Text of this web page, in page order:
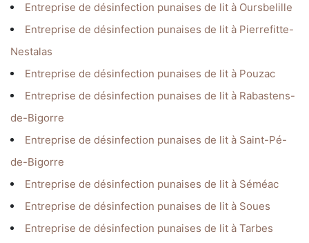
Entreprise de désinfection punaises de lit à Oursbelille
Entreprise de désinfection punaises de lit à Pierrefitte-
Nestalas
Entreprise de désinfection punaises de lit à Pouzac
Entreprise de désinfection punaises de lit à Rabastens-
de-Bigorre
Entreprise de désinfection punaises de lit à Saint-Pé-
de-Bigorre
Entreprise de désinfection punaises de lit à Séméac
Entreprise de désinfection punaises de lit à Soues
Entreprise de désinfection punaises de lit à Tarbes